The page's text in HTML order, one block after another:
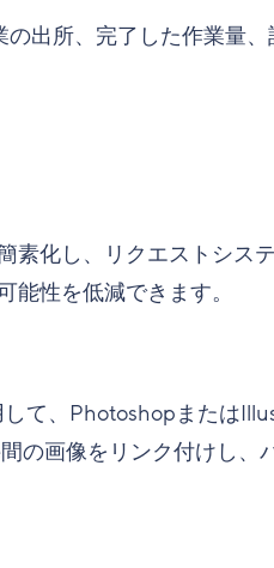
出所、完了した作業量
素化し、リクエストシス
性を低減できます。
、Photoshopまたは
の画像をリンク付けし、